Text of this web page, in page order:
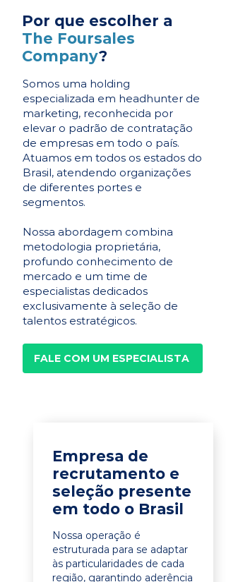
Por que escolher a
The Foursales
Company?
Somos uma holding
especializada em headhunter de
marketing, reconhecida por
elevar o padrão de contratação
de empresas em todo o país.
Atuamos em todos os estados do
Brasil, atendendo organizações
de diferentes portes e
segmentos.
Nossa abordagem combina
metodologia proprietária,
profundo conhecimento de
mercado e um time de
especialistas dedicados
exclusivamente à seleção de
talentos estratégicos.
FALE COM UM ESPECIALISTA
Empresa de
recrutamento e
seleção presente
em todo o Brasil
Nossa operação é
estruturada para se adaptar
às particularidades de cada
região, garantindo aderência